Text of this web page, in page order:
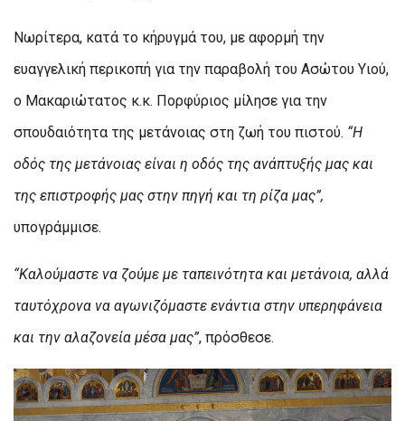
Νωρίτερα, κατά το κήρυγμά του, με αφορμή την
ευαγγελική περικοπή για την παραβολή του Ασώτου Υιού,
ο Μακαριώτατος κ.κ. Πορφύριος μίλησε για την
σπουδαιότητα της μετάνοιας στη ζωή του πιστού. “Η
οδός της μετάνοιας είναι η οδός της ανάπτυξής μας και
της επιστροφής μας στην πηγή και τη ρίζα μας”,
υπογράμμισε.
“Καλούμαστε να ζούμε με ταπεινότητα και μετάνοια, αλλά
ταυτόχρονα να αγωνιζόμαστε ενάντια στην υπερηφάνεια
και την αλαζονεία μέσα μας”, πρόσθεσε.